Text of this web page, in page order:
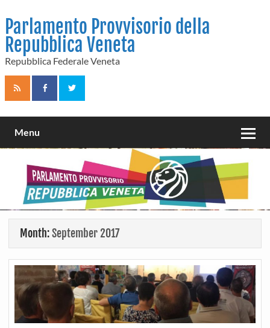
content
Parlamento Provvisorio della
Repubblica Veneta
Repubblica Federale Veneta
Menu
Month:September 2017